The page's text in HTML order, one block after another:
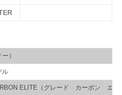
）
ル
ELITE（グレード カーボン エリ